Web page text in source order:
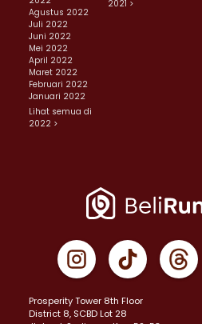
Agustus 2022
Juli 2022
Juni 2022
Mei 2022
April 2022
Maret 2022
Februari 2022
Januari 2022
Lihat semua di
2022 >
2021 >
Prosperity Tower 8th Floor
District 8, SCBD Lot 28